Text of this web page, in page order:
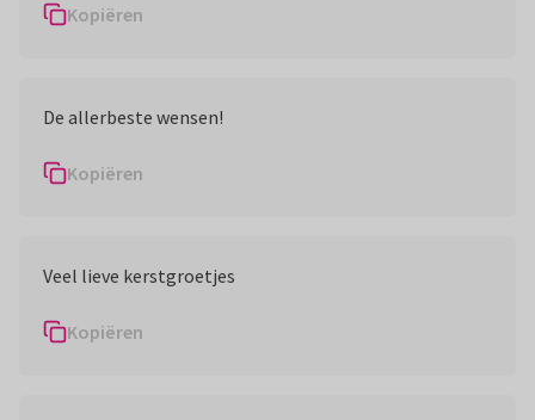
Kopiëren
De allerbeste wensen!
Kopiëren
Veel lieve kerstgroetjes
Kopiëren